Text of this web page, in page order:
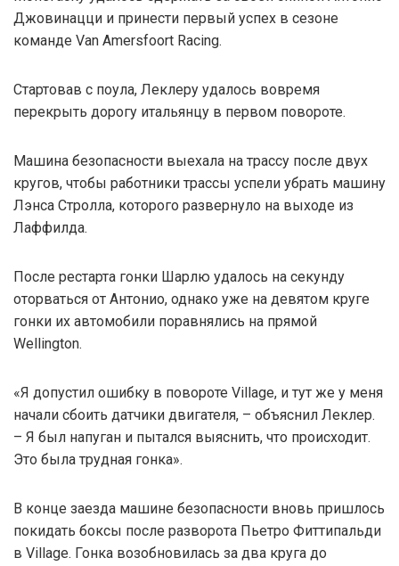
Джовинацци и принести первый успех в сезоне
команде Van Amersfoort Racing.
Стартовав с поула, Леклеру удалось вовремя
перекрыть дорогу итальянцу в первом повороте.
Машина безопасности выехала на трассу после двух
кругов, чтобы работники трассы успели убрать машину
Лэнса Стролла, которого развернуло на выходе из
Лаффилда.
После рестарта гонки Шарлю удалось на секунду
оторваться от Антонио, однако уже на девятом круге
гонки их автомобили поравнялись на прямой
Wellington.
«Я допустил ошибку в повороте Village, и тут же у меня
начали сбоить датчики двигателя, – объяснил Леклер.
– Я был напуган и пытался выяснить, что происходит.
Это была трудная гонка».
В конце заезда машине безопасности вновь пришлось
покидать боксы после разворота Пьетро Фиттипальди
в Village. Гонка возобновилась за два круга до